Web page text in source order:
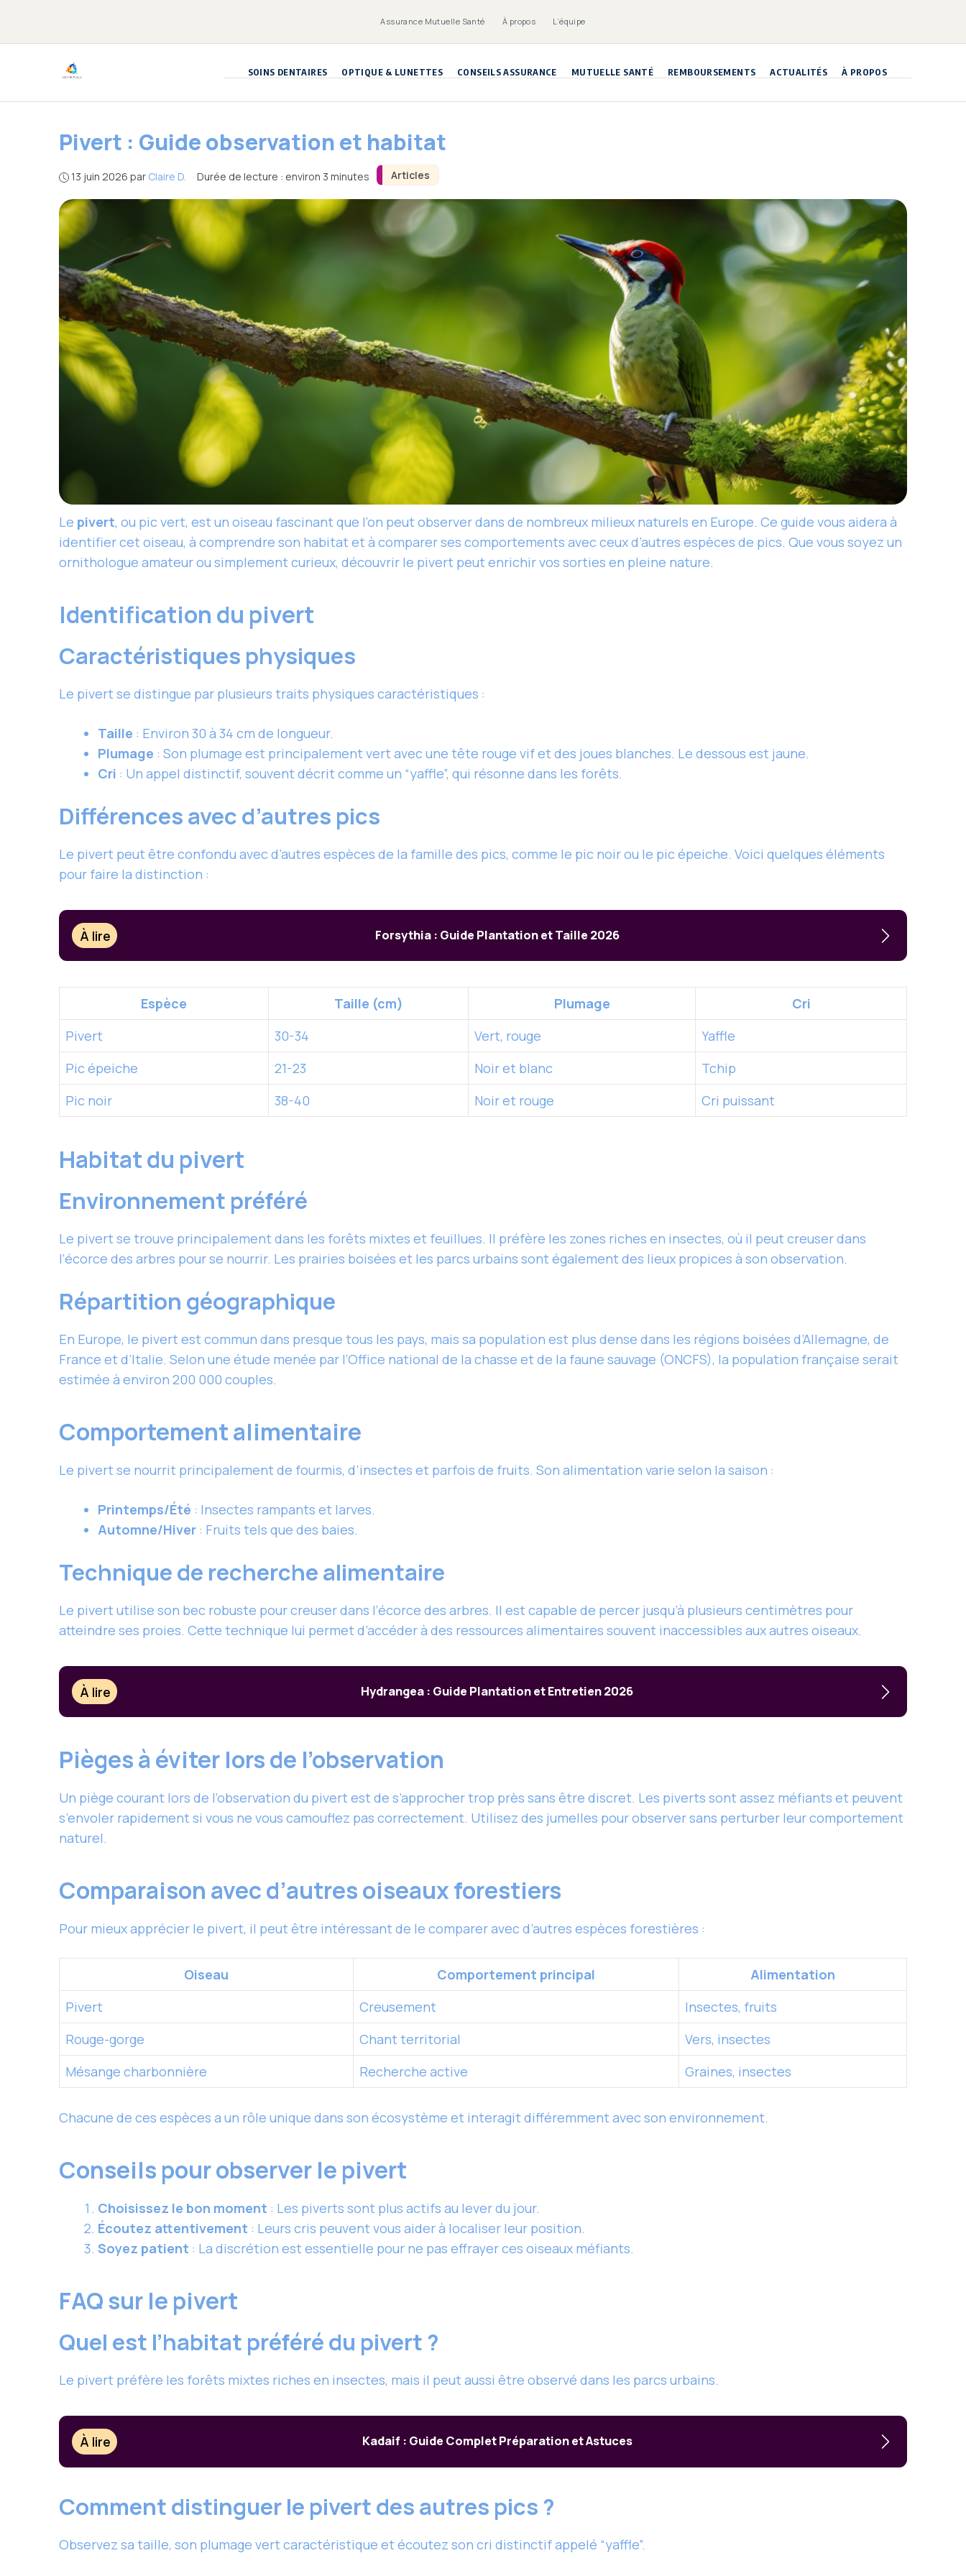
contenu
Assurance Mutuelle Santé À propos L’équipe
SOINS DENTAIRES OPTIQUE & LUNETTES CONSEILS ASSURANCE MUTUELLE SANTÉ REMBOURSEMENTS ACTUALITÉS À PROPOS
Articles
Pivert : Guide observation et habitat
13 juin 2026 par Claire D. · Durée de lecture : environ 3 minutes
Le pivert, ou pic vert, est un oiseau fascinant que l’on peut observer dans de nombreux milieux naturels en Europe. Ce guide vous aidera à
identifier cet oiseau, à comprendre son habitat et à comparer ses comportements avec ceux d’autres espèces de pics. Que vous soyez un
ornithologue amateur ou simplement curieux, découvrir le pivert peut enrichir vos sorties en pleine nature.
Identification du pivert
Caractéristiques physiques
Le pivert se distingue par plusieurs traits physiques caractéristiques :
Taille : Environ 30 à 34 cm de longueur.
Plumage : Son plumage est principalement vert avec une tête rouge vif et des joues blanches. Le dessous est jaune.
Cri : Un appel distinctif, souvent décrit comme un “yaffle”, qui résonne dans les forêts.
Différences avec d’autres pics
Le pivert peut être confondu avec d’autres espèces de la famille des pics, comme le pic noir ou le pic épeiche. Voici quelques éléments
pour faire la distinction :
À lire Forsythia : Guide Plantation et Taille 2026
Espèce Taille (cm) Plumage
Cri
Pivert
30-34 Vert, rouge
Yaffle
Pic épeiche
21-23 Noir et blanc
Tchip
Pic noir
38-40 Noir et rouge Cri puissant
Habitat du pivert
Environnement préféré
Le pivert se trouve principalement dans les forêts mixtes et feuillues. Il préfère les zones riches en insectes, où il peut creuser dans
l’écorce des arbres pour se nourrir. Les prairies boisées et les parcs urbains sont également des lieux propices à son observation.
Répartition géographique
En Europe, le pivert est commun dans presque tous les pays, mais sa population est plus dense dans les régions boisées d’Allemagne, de
France et d’Italie. Selon une étude menée par l’Office national de la chasse et de la faune sauvage (ONCFS), la population française serait
estimée à environ 200 000 couples.
Comportement alimentaire
Le pivert se nourrit principalement de fourmis, d’insectes et parfois de fruits. Son alimentation varie selon la saison :
Printemps/Été : Insectes rampants et larves.
Automne/Hiver : Fruits tels que des baies.
Technique de recherche alimentaire
Le pivert utilise son bec robuste pour creuser dans l’écorce des arbres. Il est capable de percer jusqu’à plusieurs centimètres pour
atteindre ses proies. Cette technique lui permet d’accéder à des ressources alimentaires souvent inaccessibles aux autres oiseaux.
À lire Hydrangea : Guide Plantation et Entretien 2026
Pièges à éviter lors de l’observation
Un piège courant lors de l’observation du pivert est de s’approcher trop près sans être discret. Les piverts sont assez méfiants et peuvent
s’envoler rapidement si vous ne vous camouflez pas correctement. Utilisez des jumelles pour observer sans perturber leur comportement
naturel.
Comparaison avec d’autres oiseaux forestiers
Pour mieux apprécier le pivert, il peut être intéressant de le comparer avec d’autres espèces forestières :
Oiseau Comportement principal
Alimentation
Pivert
Creusement
Insectes, fruits
Rouge-gorge
Chant territorial
Vers, insectes
Mésange charbonnière
Recherche active Graines, insectes
Chacune de ces espèces a un rôle unique dans son écosystème et interagit différemment avec son environnement.
Conseils pour observer le pivert
Choisissez le bon moment : Les piverts sont plus actifs au lever du jour.
Écoutez attentivement : Leurs cris peuvent vous aider à localiser leur position.
Soyez patient : La discrétion est essentielle pour ne pas effrayer ces oiseaux méfiants.
FAQ sur le pivert
Quel est l’habitat préféré du pivert ?
Le pivert préfère les forêts mixtes riches en insectes, mais il peut aussi être observé dans les parcs urbains.
À lire Kadaif : Guide Complet Préparation et Astuces
Comment distinguer le pivert des autres pics ?
Observez sa taille, son plumage vert caractéristique et écoutez son cri distinctif appelé “yaffle”.